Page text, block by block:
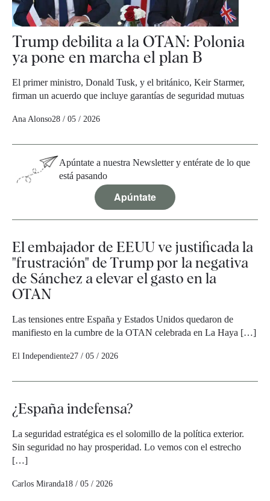
Trump debilita a la OTAN: Polonia
ya pone en marcha el plan B
El primer ministro, Donald Tusk, y el británico, Keir Starmer,
firman un acuerdo que incluye garantías de seguridad mutuas
Ana Alonso28 / 05 / 2026
Apúntate a nuestra Newsletter y entérate de lo que
está pasando
Apúntate
El embajador de EEUU ve justificada la
"frustración" de Trump por la negativa
de Sánchez a elevar el gasto en la
OTAN
Las tensiones entre España y Estados Unidos quedaron de
manifiesto en la cumbre de la OTAN celebrada en La Haya […]
El Independiente27 / 05 / 2026
¿España indefensa?
La seguridad estratégica es el solomillo de la política exterior.
Sin seguridad no hay prosperidad. Lo vemos con el estrecho
[…]
Carlos Miranda18 / 05 / 2026